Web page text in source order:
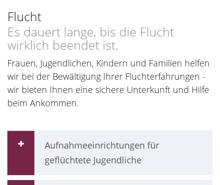
Flucht
Es dauert lange, bis die Flucht
wirklich beendet ist.
Frauen, Jugendlichen, Kindern und Familien helfen
wir bei der Bewältigung Ihrer Fluchterfahrungen -
wir bieten Ihnen eine sichere Unterkunft und Hilfe
beim Ankommen.
Aufnahmeeinrichtungen für
geflüchtete Jugendliche